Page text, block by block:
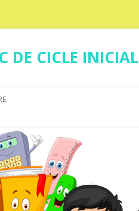
DE CICLE INICIAL